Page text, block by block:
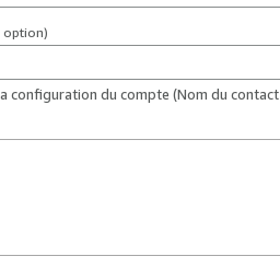
option)
configuration du compte (Nom du